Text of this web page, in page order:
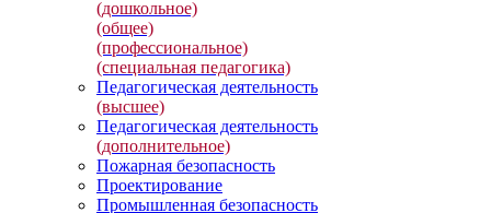
(дошкольное)
(общее)
(профессиональное)
(специальная педагогика)
Педагогическая деятельность
(высшее)
Педагогическая деятельность
(дополнительное)
Пожарная безопасность
Проектирование
Промышленная безопасность